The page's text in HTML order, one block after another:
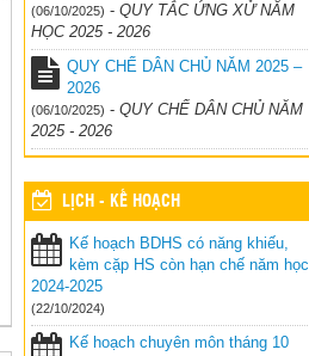
(06/10/2025) - QUY TẮC ỨNG XỬ NĂM
HỌC 2025 - 2026
QUY CHẾ DÂN CHỦ NĂM 2025 –
2026
(06/10/2025) - QUY CHẾ DÂN CHỦ NĂM
2025 - 2026
LỊCH - KẾ HOẠCH
Kế hoạch BDHS có năng khiếu,
kèm cặp HS còn hạn chế năm học
2024-2025
(22/10/2024)
Kế hoạch chuyên môn tháng 10